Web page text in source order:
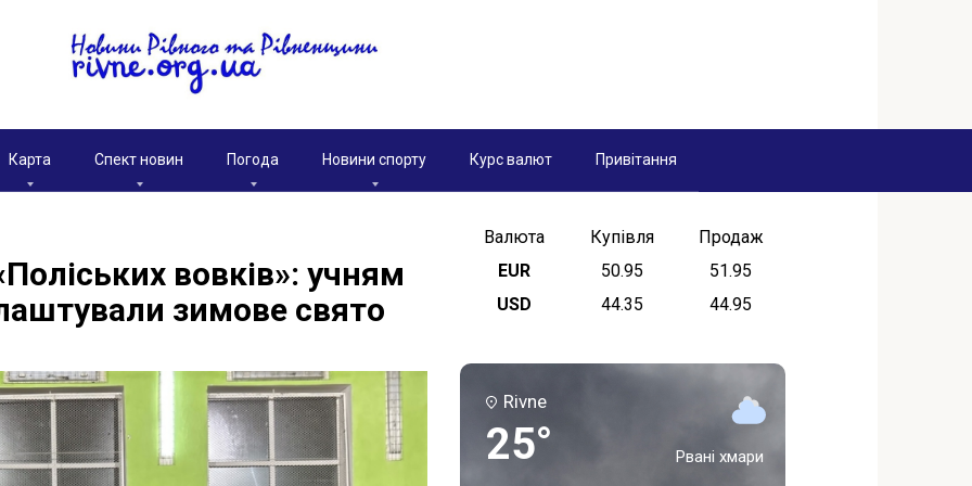
Карта Спект новин Погода Новини спорту Курс валют Привітання
вовків»: учням
зимове свято
Валюта Купівля
Продаж
EUR
50.95
51.95
USD
44.35 44.95
Rivne
25° Рвані хмари